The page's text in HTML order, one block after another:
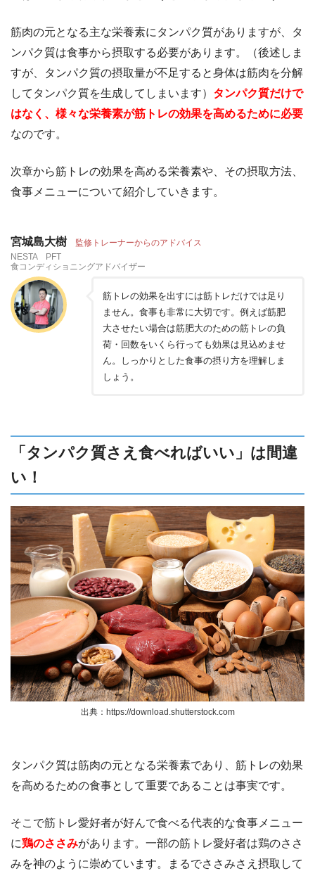
筋肉の元となる主な栄養素にタンパク質がありますが、タ
ンパク質は食事から摂取する必要があります。（後述しま
すが、タンパク質の摂取量が不足すると身体は筋肉を分解
してタンパク質を生成してしまいます） タンパク質だけで
はなく、様々な栄養素が筋トレの効果を高めるために必要
なのです。
次章から筋トレの効果を高める栄養素や、その摂取方法、
食事メニューについて紹介していきます。
宮城島大樹 監修トレーナーからのアドバイス
NESTA PFT
食コンディショニングアドバイザー
筋トレの効果を出すには筋トレだけでは足り
ません。食事も非常に大切です。例えば筋肥
大させたい場合は筋肥大のための筋トレの負
荷・回数をいくら行っても効果は見込めませ
ん。しっかりとした食事の摂り方を理解しま
しょう。
「タンパク質さえ食べればいい」は間違
い！
出典：https://download.shutterstock.com
タンパク質は筋肉の元となる栄養素であり、筋トレの効果
を高めるための食事として重要であることは事実です。
そこで筋トレ愛好者が好んで食べる代表的な食事メニュー
に鶏のささみがあります。一部の筋トレ愛好者は鶏のささ
みを神のように崇めています。まるでささみさえ摂取して